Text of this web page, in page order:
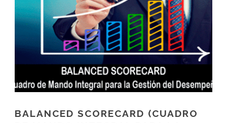
BALANCED SCORECARD (CUADRO